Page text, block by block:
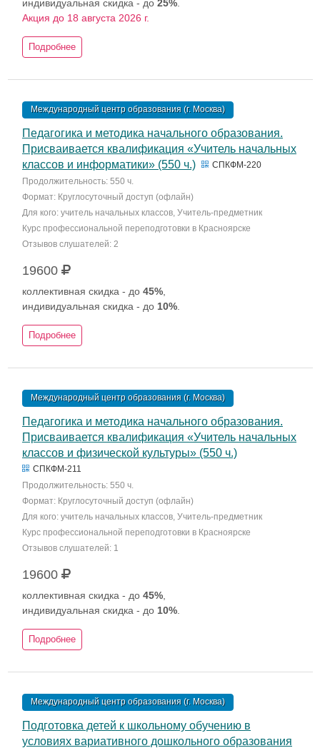
индивидуальная скидка - до 25%
Акция до 18 августа 2026 г.
Подробнее
Международный центр образования (г. Москва)
Педагогика и методика начального образования.
Присваивается квалификация «Учитель начальных
классов и информатики» (550 ч.)
СПКФМ-220
Продолжительность: 550 ч.
Формат: Круглосуточный доступ (офлайн)
Для кого: учитель начальных классов, Учитель-предметник
Курс профессиональной переподготовки в Красноярске
Отзывов слушателей: 2
19600
коллективная скидка - до 45%
индивидуальная скидка - до 10%
Подробнее
Международный центр образования (г. Москва)
Педагогика и методика начального образования.
Присваивается квалификация «Учитель начальных
классов и физической культуры» (550 ч.)
СПКФМ-211
Продолжительность: 550 ч.
Формат: Круглосуточный доступ (офлайн)
Для кого: учитель начальных классов, Учитель-предметник
Курс профессиональной переподготовки в Красноярске
Отзывов слушателей: 1
19600
коллективная скидка - до 45%
индивидуальная скидка - до 10%
Подробнее
Международный центр образования (г. Москва)
Подготовка детей к школьному обучению в
условиях вариативного дошкольного образования